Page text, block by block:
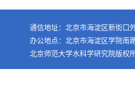
通信地址：北京市海淀区新街口
办公地点：北京市海淀区学院南
北京师范大学水科学研究院版权